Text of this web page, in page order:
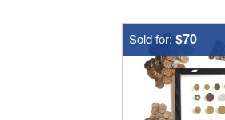
Sold for: $70